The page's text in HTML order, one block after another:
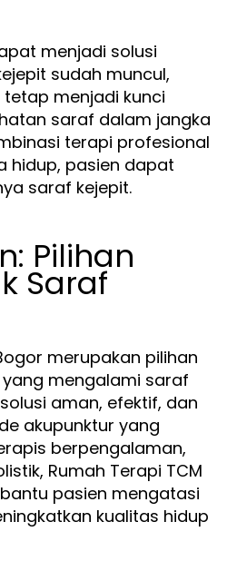
menjadi solusi
sudah muncul,
menjadi kunci
saraf dalam jangka
terapi profesional
hidup, pasien dapat
saraf kejepit.
Pilihan
Saraf
merupakan pilihan
mengalami saraf
aman, efektif, dan
akupunktur yang
berpengalaman,
Rumah Terapi TCM
pasien mengatasi
kualitas hidup